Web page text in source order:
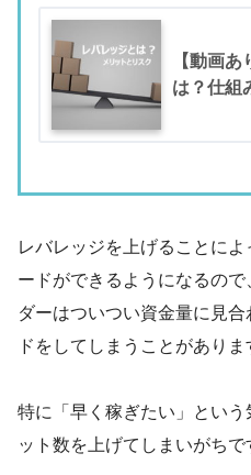
【動画
は？仕組
レバレッジを上げることに
ードができるようになるの
ダーはついつい資金量に見
ドをしてしまうことがありま
特に「早く稼ぎたい」とい
ット数を上げてしまいがちで